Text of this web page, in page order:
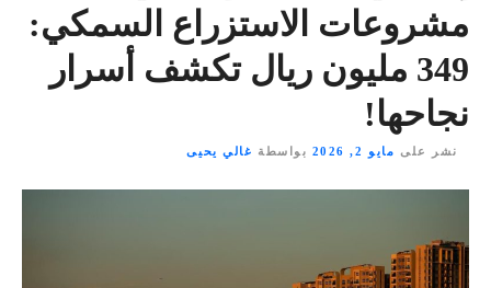
مشروعات الاستزراع السمكي:
349 مليون ريال تكشف أسرار
نجاحها!
نشر على مايو 2, 2026 بواسطة غالي يحيى